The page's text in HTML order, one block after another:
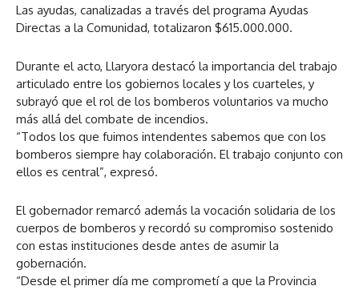
Las ayudas, canalizadas a través del programa Ayudas
Directas a la Comunidad, totalizaron $615.000.000.
Durante el acto, Llaryora destacó la importancia del trabajo
articulado entre los gobiernos locales y los cuarteles, y
subrayó que el rol de los bomberos voluntarios va mucho
más allá del combate de incendios.
“Todos los que fuimos intendentes sabemos que con los
bomberos siempre hay colaboración. El trabajo conjunto con
ellos es central”, expresó.
El gobernador remarcó además la vocación solidaria de los
cuerpos de bomberos y recordó su compromiso sostenido
con estas instituciones desde antes de asumir la
gobernación.
“Desde el primer día me comprometí a que la Provincia